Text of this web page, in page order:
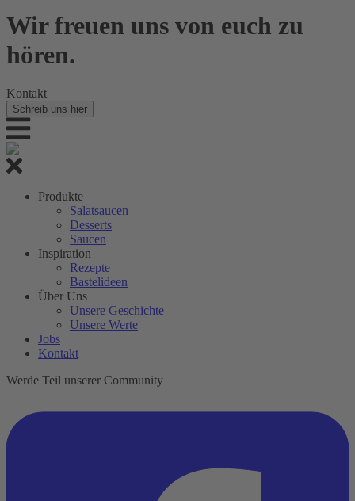
Wir freuen uns von euch zu
hören.
Kontakt
Schreib uns hier
Produkte
Salatsaucen
Desserts
Saucen
Inspiration
Rezepte
Bastelideen
Über Uns
Unsere Geschichte
Unsere Werte
Jobs
Kontakt
Werde Teil unserer Community